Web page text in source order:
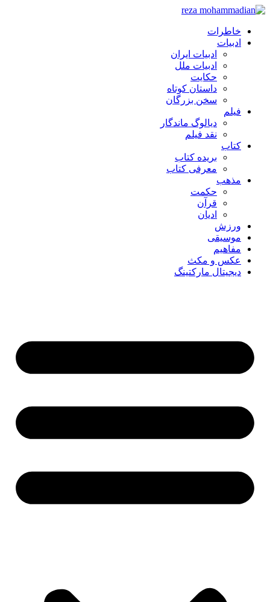
خاطرات
ادبیات
ادبیات ایران
ادبیات ملل
حکایت
داستان کوتاه
سخن بزرگان
فیلم
دیالوگ ماندگار
نقد فیلم
کتاب
بریده کتاب
معرفی کتاب
مذهب
حکمت
قرآن
ادیان
ورزش
موسیقی
مفاهیم
عکس و مکث
دیجیتال مارکتینگ